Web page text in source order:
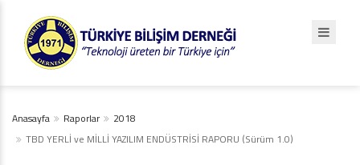
Anasayfa Raporlar
2018
TBD YERLİ ve MİLLİ YAZILIM ENDÜSTRİSİ RAPORU (Sürüm 1.0)